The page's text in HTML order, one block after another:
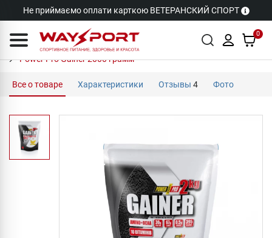
Не приймаємо оплати карткою ВЕТЕРАНСКИЙ СПОРТ
0
Power Pro Gainer 2000 грамм
Все о товаре Характеристики Отзывы 4 Фото